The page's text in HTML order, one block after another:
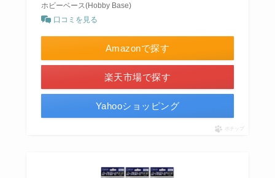
ホビーベース(Hobby Base)
口コミを見る
Amazonで探す
楽天市場で探す
Yahooショッピング
ポチップ